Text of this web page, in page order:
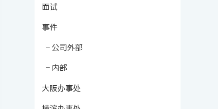
面试
事件
└ 公司外部
└ 内部
大阪办事处